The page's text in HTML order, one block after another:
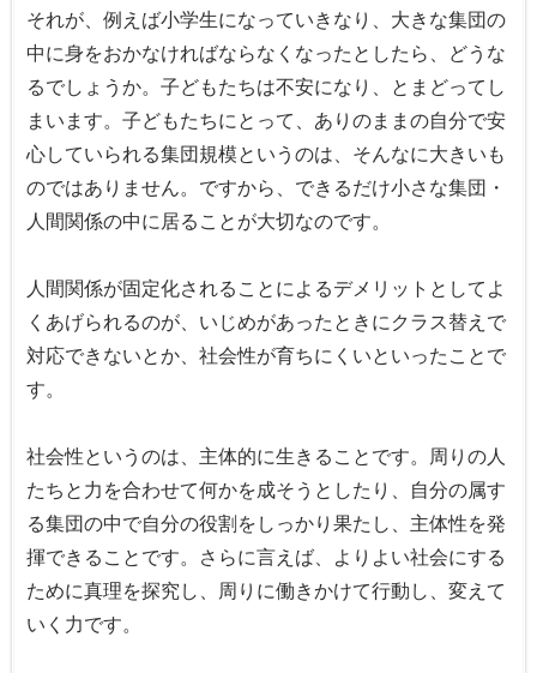
それが、例えば小学生になっていきなり、大きな集団の
中に身をおかなければならなくなったとしたら、どうな
るでしょうか。子どもたちは不安になり、とまどってし
まいます。子どもたちにとって、ありのままの自分で安
心していられる集団規模というのは、そんなに大きいも
のではありません。ですから、できるだけ小さな集団・
人間関係の中に居ることが大切なのです。
人間関係が固定化されることによるデメリットとしてよ
くあげられるのが、いじめがあったときにクラス替えで
対応できないとか、社会性が育ちにくいといったことで
す。
社会性というのは、主体的に生きることです。周りの人
たちと力を合わせて何かを成そうとしたり、自分の属す
る集団の中で自分の役割をしっかり果たし、主体性を発
揮できることです。さらに言えば、よりよい社会にする
ために真理を探究し、周りに働きかけて行動し、変えて
いく力です。